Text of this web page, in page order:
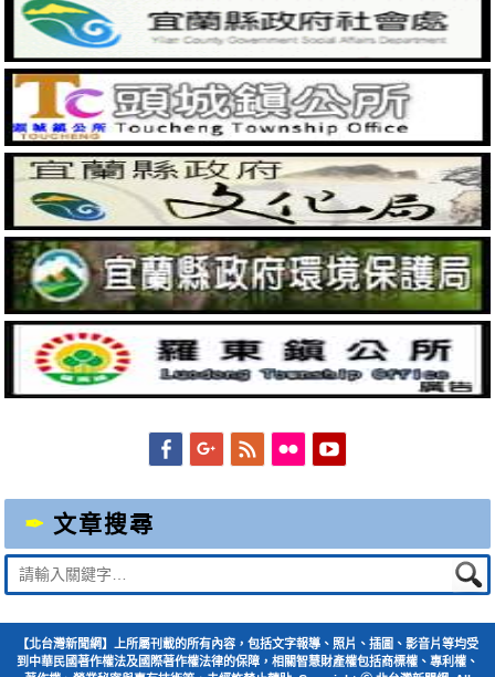
FacebookGoogleplus
Feed Flickr
文章搜尋
Suche
nach:
【北台灣新聞網】上所屬刊載的所有內容，包括文字報導、照片、插圖、影音片等均受
到中華民國著作權法及國際著作權法律的保障，相關智慧財產權包括商標權、專利權、